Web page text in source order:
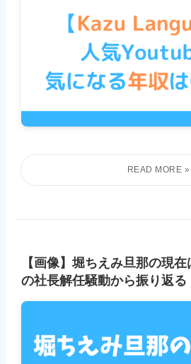
【画像】堀ちえみ旦那の現
の社長解任騒動から振り返る